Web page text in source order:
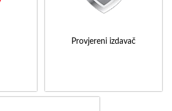
Provjereni izdavač